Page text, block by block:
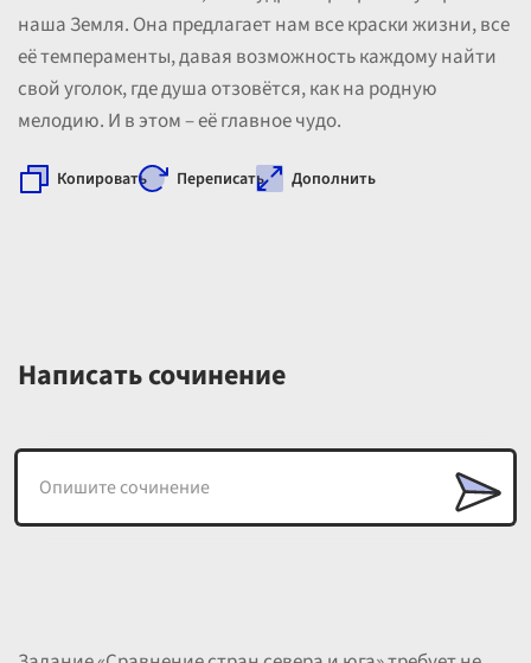
наша Земля. Она предлагает нам все краски жизни, все
её темпераменты, давая возможность каждому найти
свой уголок, где душа отзовётся, как на родную
мелодию. И в этом – её главное чудо.
Копировать Переписать Дополнить
Написать сочинение